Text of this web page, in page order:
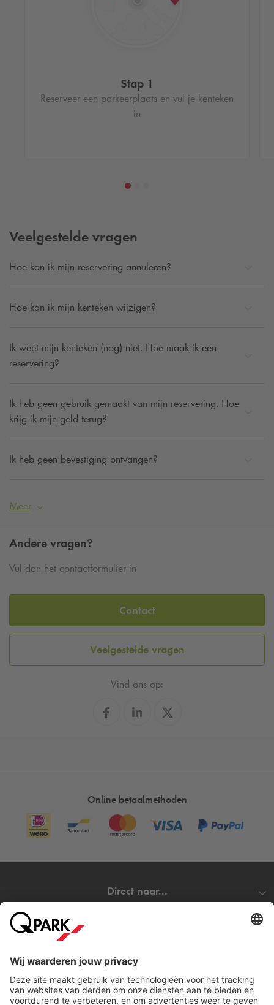
als je op het moment zelf nog op zoek bent. Dit neemt vaak
zelf geen zorgen meer te maken. Zo zal er altijd een plek
worden vrijgehouden, ook als de parkeergarage vol is en
bespaar je tijd door wachtrijen bij de betaalautomaten te
je na een dagje uit weer zonder gedoe naar huis.
Stap 1
Reserveer een parkeerplaats en vul je kenteken
in
Veelgestelde vragen
Hoe kan ik mijn reservering annuleren?
Hoe kan ik mijn kenteken wijzigen?
Ik weet mijn kenteken (nog) niet. Hoe maak ik een
reservering?
Ik heb geen gebruik gemaakt van mijn reservering. Hoe
krijg ik mijn geld terug?
Ik heb geen bevestiging ontvangen?
Meer
Andere vragen?
Vul dan het contactformulier in
Contact
Veelgestelde vragen
Vind ons op:
Online betaalmethoden
Direct naar...